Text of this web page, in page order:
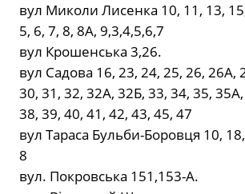
вул Миколи Лисенка 10, 11, 13,
5, 6, 7, 8, 8А, 9,3,4,5,6,7
вул Крошенська 3,26.
вул Садова 16, 23, 24, 25, 26, 26А,
30, 31, 32, 32А, 32Б, 33, 34, 35,
38, 39, 40, 41, 42, 43, 45, 47
вул Тараса Бульби-Боровця 10,
8
вул. Покровська 151,153-А.